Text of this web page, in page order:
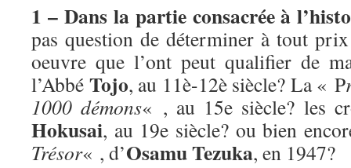
1 – Dans la partie consacrée à
pas question de déterminer à tout
oeuvre que l’ont peut qualifier de
l’Abbé Tojo, au 11è-12è siècle? La « P
1000 démons« , au 15e siècle? les
Hokusai, au 19e siècle? ou bien
Trésor« , d’Osamu Tezuka, en 1947?